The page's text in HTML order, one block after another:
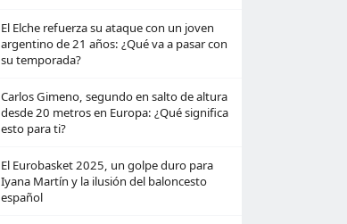
El Elche refuerza su ataque con un joven
argentino de 21 años: ¿Qué va a pasar con
su temporada?
Carlos Gimeno, segundo en salto de altura
desde 20 metros en Europa: ¿Qué significa
esto para ti?
El Eurobasket 2025, un golpe duro para
Iyana Martín y la ilusión del baloncesto
español